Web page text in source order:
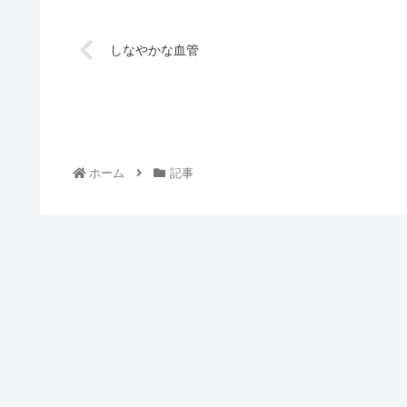
しなやかな血管
ホーム 記事